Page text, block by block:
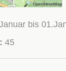
bis
45